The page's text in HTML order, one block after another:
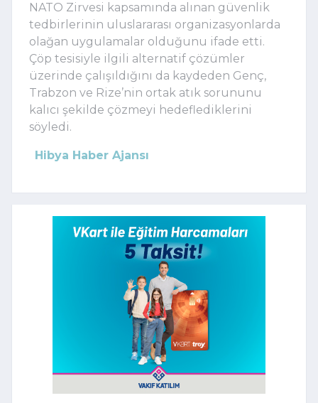
NATO Zirvesi kapsamında alınan güvenlik
tedbirlerinin uluslararası organizasyonlarda
olağan uygulamalar olduğunu ifade etti.
Çöp tesisiyle ilgili alternatif çözümler
üzerinde çalışıldığını da kaydeden Genç,
Trabzon ve Rize’nin ortak atık sorununu
kalıcı şekilde çözmeyi hedeflediklerini
söyledi.
Hibya Haber Ajansı